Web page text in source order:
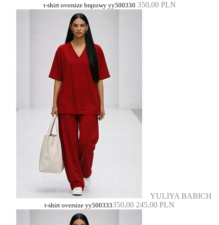
t-shirt oversize brązowy yy500330 350,00 PLN
YULIYA BABICH
t-shirt oversize yy500333350,00 245,00 PLN